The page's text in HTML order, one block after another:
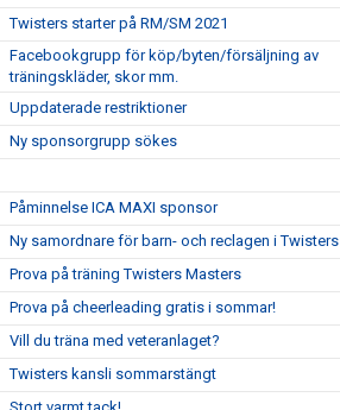
Twisters starter på RM/SM 2021
Facebookgrupp för köp/byten/försäljning av
träningskläder, skor mm.
Uppdaterade restriktioner
Ny sponsorgrupp sökes
Påminnelse ICA MAXI sponsor
Ny samordnare för barn- och reclagen i Twisters
Prova på träning Twisters Masters
Prova på cheerleading gratis i sommar!
Vill du träna med veteranlaget?
Twisters kansli sommarstängt